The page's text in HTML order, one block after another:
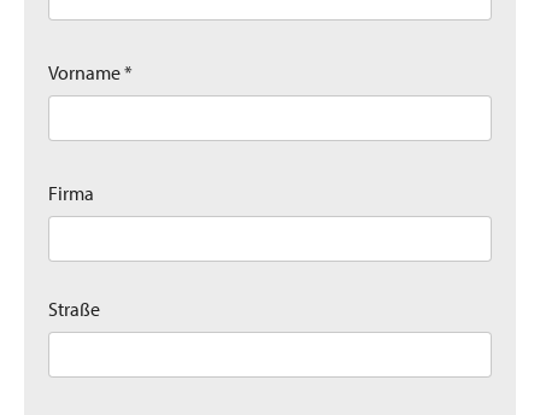
Vorname *
Firma
Straße